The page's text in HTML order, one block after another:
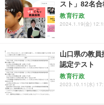
スト」82名合
教育行政
2024.1.19(金)
山口県の教
認定テスト
教育行政
2023.10.11(水)